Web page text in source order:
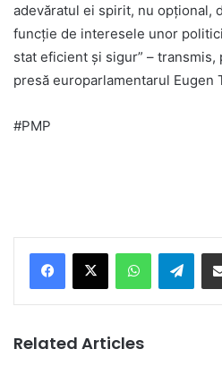
adevăratul ei spirit, nu opțional,
funcție de interesele unor
stat eficient și sigur” –
presă europarlamentarul Eugen
#PMP
Telegram
Related Articles